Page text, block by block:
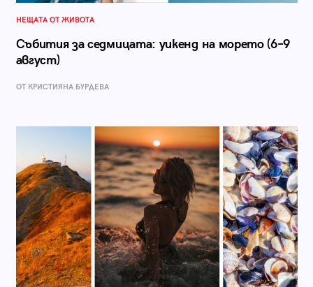
НЕЩАТА ОТ ЖИВОТА
Събития за седмицата: уикенд на морето (6–9
август)
ОТ КРИСТИЯНА БУРДЕВА